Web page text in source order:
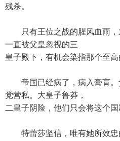
残杀。
只有王位之战的腥风血雨，
一直被父皇忽视的三
皇子殿下，有机会染指那个至高
帝国已经病了，病入膏肓。
党营私。大皇子鲁莽，
二皇子阴险，他们只会将这个国
特蕾莎坚信，唯有她所效忠